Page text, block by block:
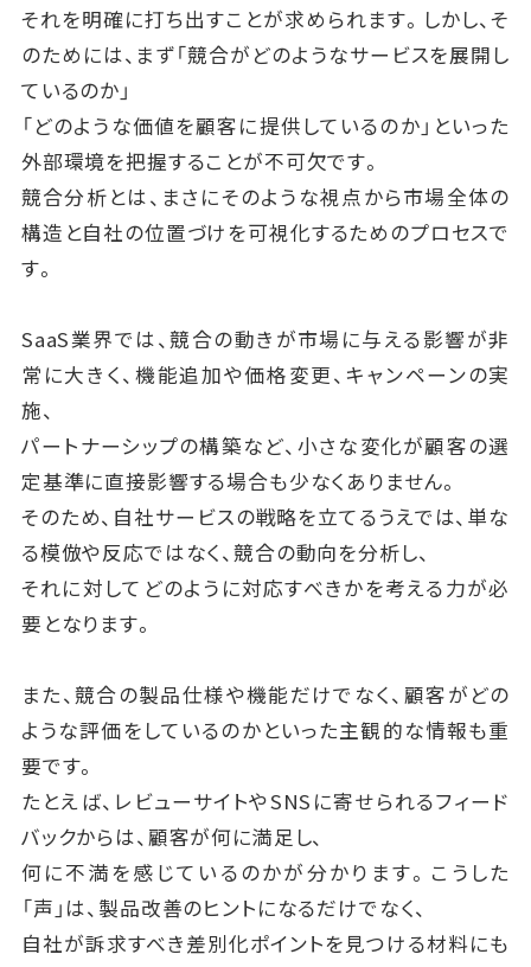
それを明確に打ち出すことが求められます。しかし、そ
のためには、まず「競合がどのようなサービスを展開し
ているのか」
「どのような価値を顧客に提供しているのか」といった
外部環境を把握することが不可欠です。
競合分析とは、まさにそのような視点から市場全体の
構造と自社の位置づけを可視化するためのプロセスで
す。
SaaS業界では、競合の動きが市場に与える影響が非
常に大きく、機能追加や価格変更、キャンペーンの実
施、
パートナーシップの構築など、小さな変化が顧客の選
定基準に直接影響する場合も少なくありません。
そのため、自社サービスの戦略を立てるうえでは、単な
る模倣や反応ではなく、競合の動向を分析し、
それに対してどのように対応すべきかを考える力が必
要となります。
また、競合の製品仕様や機能だけでなく、顧客がどの
ような評価をしているのかといった主観的な情報も重
要です。
たとえば、レビューサイトやSNSに寄せられるフィード
バックからは、顧客が何に満足し、
何に不満を感じているのかが分かります。こうした
「声」は、製品改善のヒントになるだけでなく、
自社が訴求すべき差別化ポイントを見つける材料にも